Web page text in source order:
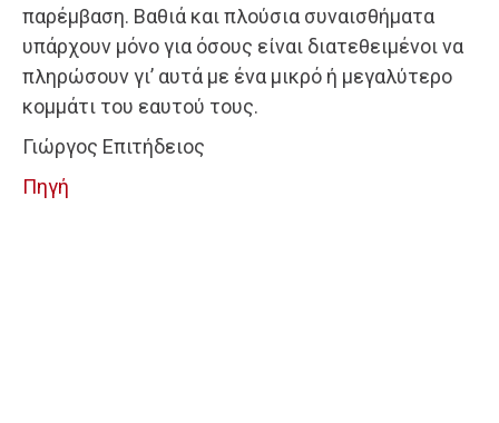
παρέμβαση. Βαθιά και πλούσια συναισθήματα
υπάρχουν μόνο για όσους είναι διατεθειμένοι να
πληρώσουν γι’ αυτά με ένα μικρό ή μεγαλύτερο
κομμάτι του εαυτού τους.
Γιώργος Επιτήδειος
Πηγή